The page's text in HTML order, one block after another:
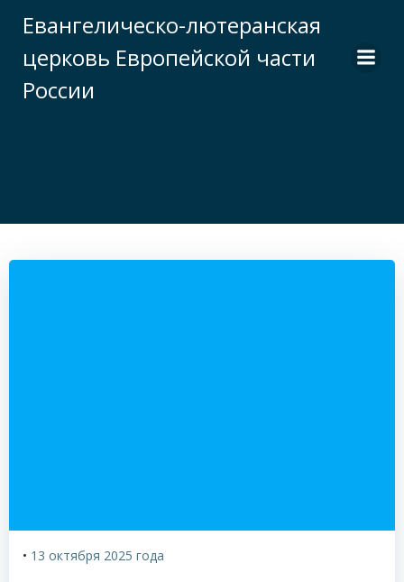
к
содержимому
Евангелическо-лютеранская
церковь Европейской части
России
• 13 октября 2025 года